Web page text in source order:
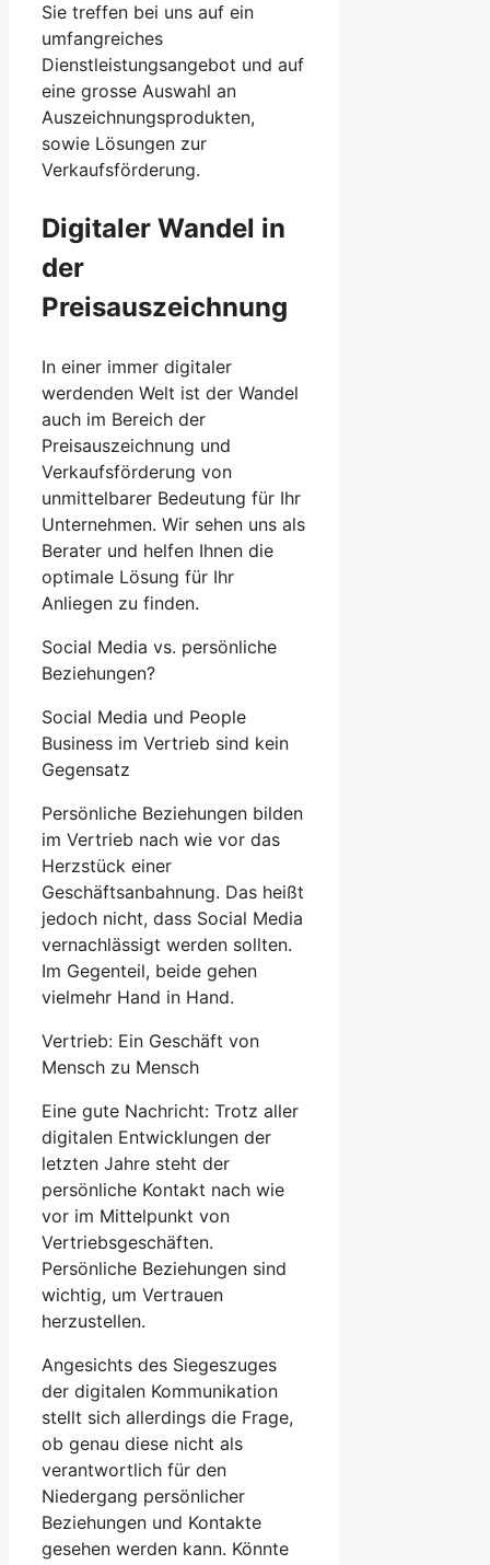
Sie treffen bei uns auf ein
umfangreiches
Dienstleistungsangebot und auf
eine grosse Auswahl an
Auszeichnungsprodukten,
sowie Lösungen zur
Verkaufsförderung.
Digitaler Wandel in
der
Preisauszeichnung
In einer immer digitaler
werdenden Welt ist der Wandel
auch im Bereich der
Preisauszeichnung und
Verkaufsförderung von
unmittelbarer Bedeutung für Ihr
Unternehmen. Wir sehen uns als
Berater und helfen Ihnen die
optimale Lösung für Ihr
Anliegen zu finden.
Social Media vs. persönliche
Beziehungen?
Social Media und People
Business im Vertrieb sind kein
Gegensatz
Persönliche Beziehungen bilden
im Vertrieb nach wie vor das
Herzstück einer
Geschäftsanbahnung. Das heißt
jedoch nicht, dass Social Media
vernachlässigt werden sollten.
Im Gegenteil, beide gehen
vielmehr Hand in Hand.
Vertrieb: Ein Geschäft von
Mensch zu Mensch
Eine gute Nachricht: Trotz aller
digitalen Entwicklungen der
letzten Jahre steht der
persönliche Kontakt nach wie
vor im Mittelpunkt von
Vertriebsgeschäften.
Persönliche Beziehungen sind
wichtig, um Vertrauen
herzustellen.
Angesichts des Siegeszuges
der digitalen Kommunikation
stellt sich allerdings die Frage,
ob genau diese nicht als
verantwortlich für den
Niedergang persönlicher
Beziehungen und Kontakte
gesehen werden kann. Könnte